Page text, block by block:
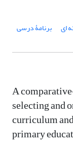
ای برنامۀ درسی
A
selecting and
curriculum
primary